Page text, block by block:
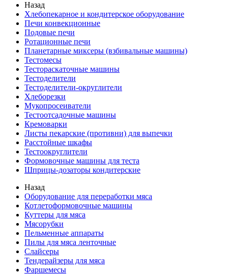
Назад
Хлебопекарное и кондитерское оборудование
Печи конвекционные
Подовые печи
Ротационные печи
Планетарные миксеры (взбивальные машины)
Тестомесы
Тестораскаточные машины
Тестоделители
Тестоделители-округлители
Хлеборезки
Мукопросеиватели
Тестоотсадочные машины
Кремоварки
Листы пекарские (противни) для выпечки
Расстойные шкафы
Тестоокруглители
Формовочные машины для теста
Шприцы-дозаторы кондитерские
Назад
Оборудование для переработки мяса
Котлетоформовочные машины
Куттеры для мяса
Мясорубки
Пельменные аппараты
Пилы для мяса ленточные
Слайсеры
Тендерайзеры для мяса
Фаршемесы